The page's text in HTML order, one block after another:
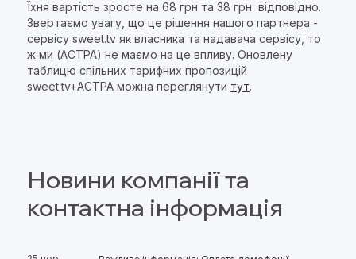
Їхня вартість зросте на 68 грн та 38 грн відповідно.
Звертаємо увагу, що це рішення нашого партнера -
сервісу sweet.tv як власника та надавача сервісу, то
ж ми (АСТРА) не маємо на це впливу. Оновлену
таблицю спільних тарифних пропозицій
sweet.tv+АСТРА можна переглянути тут.
Новини компанії та
контактна інформація